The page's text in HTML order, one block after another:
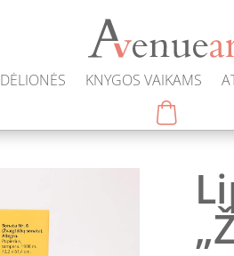
DĖLIONĖS KNYGOS VAIKAMS